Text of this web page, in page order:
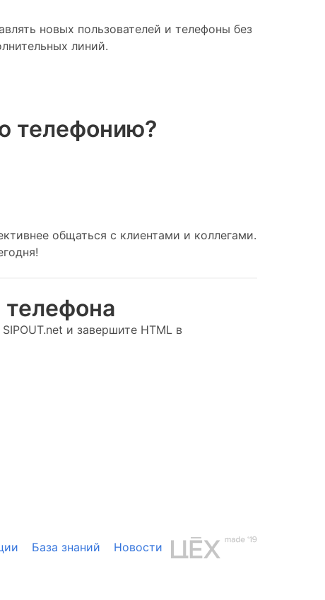
новых пользователей и телефоны без
линий.
телефонию?
общаться с клиентами и коллегами.
телефона
и завершите HTML в
База знаний Новости